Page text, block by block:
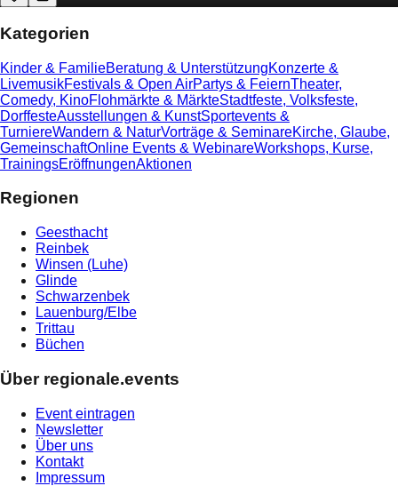
Kategorien
Kinder & FamilieBeratung & UnterstützungKonzerte &
LivemusikFestivals & Open AirPartys & FeiernTheater,
Comedy, KinoFlohmärkte & MärkteStadtfeste, Volksfeste,
DorffesteAusstellungen & KunstSportevents &
TurniereWandern & NaturVorträge & SeminareKirche, Glaube,
GemeinschaftOnline Events & WebinareWorkshops, Kurse,
TrainingsEröffnungenAktionen
Regionen
Geesthacht
Reinbek
Winsen (Luhe)
Glinde
Schwarzenbek
Lauenburg/Elbe
Trittau
Büchen
Über regionale.events
Event eintragen
Newsletter
Über uns
Kontakt
Impressum